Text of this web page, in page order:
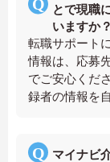
とで現職
いますか？
転職サポート
情報は、応募
でご安心くだ
録者の情報を
マイナビ